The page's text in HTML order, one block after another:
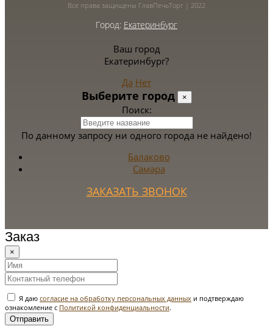
Все права защищены ГлавПечьТорг | 2022
Город: Екатеринбург
Ваш город
Екатеринбург?
Да Нет
Выберите город ×
Поиск:
По данному запросу ни одного города не найдено!
Балаково
Самара
ЗАКАЗАТЬ ЗВОНОК
Заказ
×
Я даю согласие на обработку персональных данных и подтверждаю
ознакомление с Политикой конфиденциальности.
Отправить